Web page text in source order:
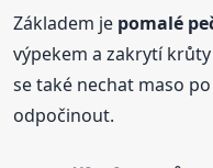
Základem je pomalé
výpekem a zakrytí
se také nechat maso
odpočinout.